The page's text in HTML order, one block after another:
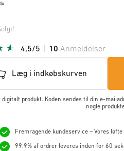
4,5/5 10 Anmeldelser
Læg i indkøbskurven
digitalt produkt. Koden sendes til din e-
nogle
Fremragende kundeservice – Vores
99,9% af ordrer leveres inden for 60